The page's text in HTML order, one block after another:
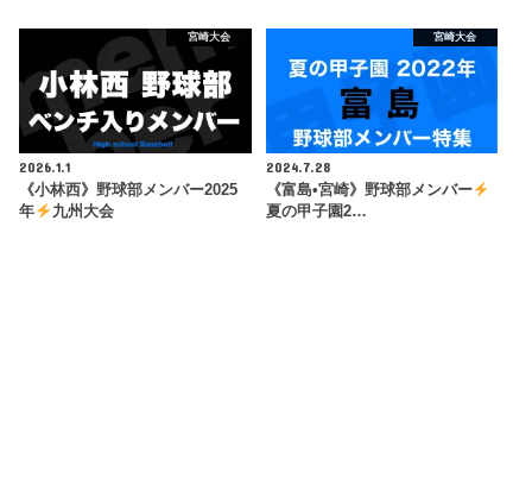
宮崎大会
2026.1.1
《小林西》野球部メンバー2025
年
九州大会
宮崎大会
2024.7.28
《富島•宮崎》野球部メンバー
夏の甲子園2…